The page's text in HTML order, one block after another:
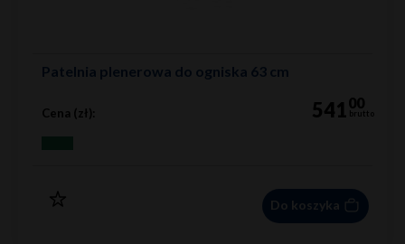
Patelnia plenerowa do ogniska 63 cm
Cena (zł): 54100
brutto
Do koszyka